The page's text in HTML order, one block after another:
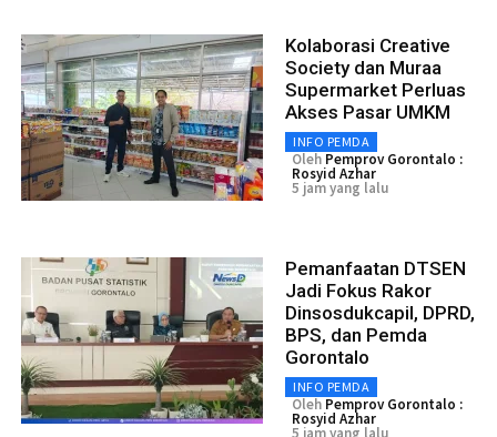
Kolaborasi Creative
Society dan Muraa
Supermarket Perluas
Akses Pasar UMKM
INFO PEMDA
Oleh Pemprov Gorontalo :
Rosyid Azhar
5 jam yang lalu
Pemanfaatan DTSEN
Jadi Fokus Rakor
Dinsosdukcapil, DPRD,
BPS, dan Pemda
Gorontalo
INFO PEMDA
Oleh Pemprov Gorontalo :
Rosyid Azhar
5 jam yang lalu